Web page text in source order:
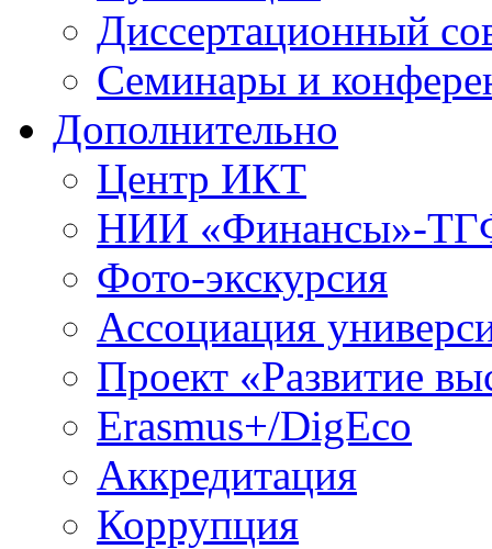
Диссертационный
Семинары и
Дополнительно
Центр ИКТ
НИИ «Финансы»-
Фото-экскурсия
Ассоциация
Проект «Развитие
Erasmus+/DigEco
Аккредитация
Коррупция